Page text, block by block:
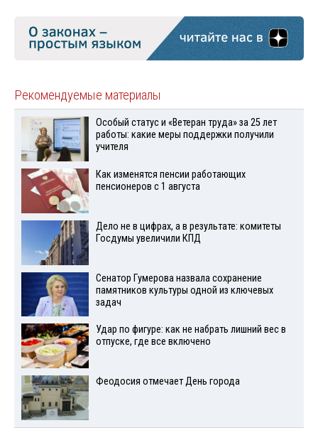
Рекомендуемые материалы
Особый статус и «Ветеран труда» за 25 лет
работы: какие меры поддержки получили
учителя
Как изменятся пенсии работающих
пенсионеров с 1 августа
Дело не в цифрах, а в результате: комитеты
Госдумы увеличили КПД
Сенатор Гумерова назвала сохранение
памятников культуры одной из ключевых
задач
Удар по фигуре: как не набрать лишний вес в
отпуске, где все включено
Феодосия отмечает День города